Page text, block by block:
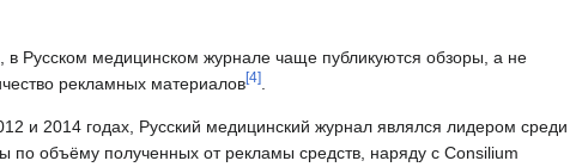
Русском медицинском журнале чаще публикуются обзоры, а не
рекламных материалов[4]
и 2014 годах, Русский медицинский журнал являлся лидером среди
по объёму полученных от рекламы средств, наряду с Consilium